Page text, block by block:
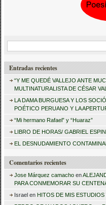
s
a
Entradas recientes
“Y ME QUEDÉ VALLEJO ANTE
MULTINATURALISTA DE CÉSAR
LA DAMA BURGUESA Y LOS
POÉTICO PERUANO Y LA
“Mi hermano Rafael” y “Huaraz”
LIBRO DE HORAS/ GABRIEL
EL DESNUDAMIENTO
Comentarios recientes
Jose Márquez camacho en
PARA CONMEMORAR SU
Israel en HITOS DE MIS